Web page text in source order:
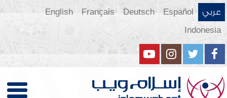
عربي Español
Deutsch
Français
English
Indonesia